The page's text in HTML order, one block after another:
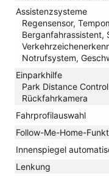
Assistenzsysteme
Regensensor,
Berganfahrassistent,
Notrufsystem,
Einparkhilfe
Park Distance
Rückfahrkamera
Fahrprofilauswahl
Follow-Me-Home-
Innenspiegel
Lenkung